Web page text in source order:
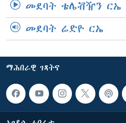
መደባት ቴሌቭዥን ርኤ
መደባት ሬድዮ ርኤ
ማሕበራዊ ገጻትና